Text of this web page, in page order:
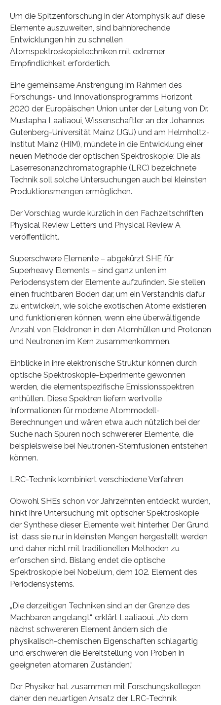
Um die Spitzenforschung in der Atomphysik auf diese
Elemente auszuweiten, sind bahnbrechende
Entwicklungen hin zu schnellen
Atomspektroskopietechniken mit extremer
Empfindlichkeit erforderlich.
Eine gemeinsame Anstrengung im Rahmen des
Forschungs- und Innovationsprogramms Horizont
2020 der Europäischen Union unter der Leitung von Dr.
Mustapha Laatiaoui, Wissenschaftler an der Johannes
Gutenberg-Universität Mainz (JGU) und am Helmholtz-
Institut Mainz (HIM), mündete in die Entwicklung einer
neuen Methode der optischen Spektroskopie: Die als
Laserresonanzchromatographie (LRC) bezeichnete
Technik soll solche Untersuchungen auch bei kleinsten
Produktionsmengen ermöglichen.
Der Vorschlag wurde kürzlich in den Fachzeitschriften
Physical Review Letters und Physical Review A
veröffentlicht.
Superschwere Elemente – abgekürzt SHE für
Superheavy Elements – sind ganz unten im
Periodensystem der Elemente aufzufinden. Sie stellen
einen fruchtbaren Boden dar, um ein Verständnis dafür
zu entwickeln, wie solche exotischen Atome existieren
und funktionieren können, wenn eine überwältigende
Anzahl von Elektronen in den Atomhüllen und Protonen
und Neutronen im Kern zusammenkommen.
Einblicke in ihre elektronische Struktur können durch
optische Spektroskopie-Experimente gewonnen
werden, die elementspezifische Emissionsspektren
enthüllen. Diese Spektren liefern wertvolle
Informationen für moderne Atommodell-
Berechnungen und wären etwa auch nützlich bei der
Suche nach Spuren noch schwererer Elemente, die
beispielsweise bei Neutronen-Sternfusionen entstehen
können.
LRC-Technik kombiniert verschiedene Verfahren
Obwohl SHEs schon vor Jahrzehnten entdeckt wurden,
hinkt ihre Untersuchung mit optischer Spektroskopie
der Synthese dieser Elemente weit hinterher. Der Grund
ist, dass sie nur in kleinsten Mengen hergestellt werden
und daher nicht mit traditionellen Methoden zu
erforschen sind. Bislang endet die optische
Spektroskopie bei Nobelium, dem 102. Element des
Periodensystems.
„Die derzeitigen Techniken sind an der Grenze des
Machbaren angelangt“, erklärt Laatiaoui. „Ab dem
nächst schwereren Element ändern sich die
physikalisch-chemischen Eigenschaften schlagartig
und erschweren die Bereitstellung von Proben in
geeigneten atomaren Zuständen.“
Der Physiker hat zusammen mit Forschungskollegen
daher den neuartigen Ansatz der LRC-Technik